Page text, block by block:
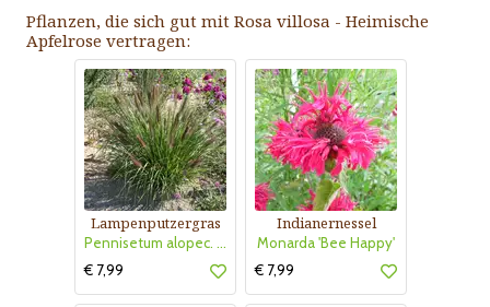
Pflanzen, die sich gut mit Rosa villosa - Heimische
Apfelrose vertragen:
Lampenputzergras
Pennisetum alopec. 'Red Head'
€ 7,99
Indianernessel
Monarda 'Bee Happy'
€ 7,99